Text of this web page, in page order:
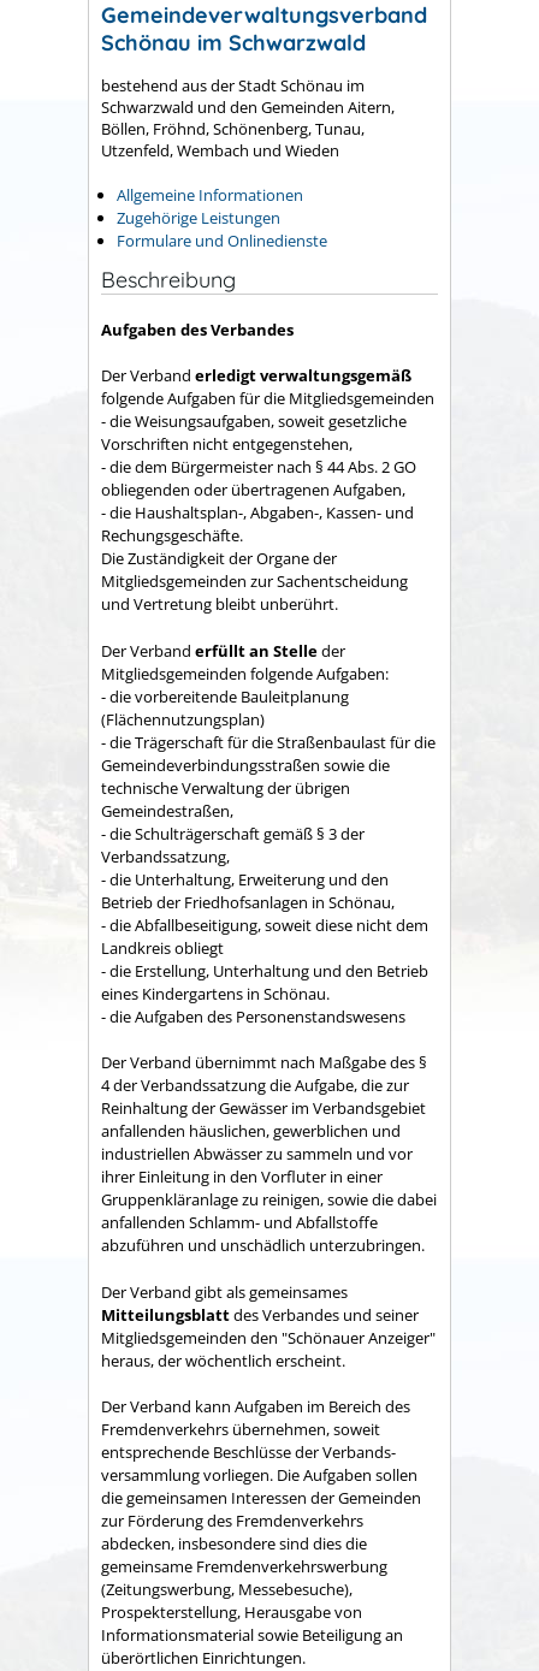
Gemeindeverwaltungsverband
Schönau im Schwarzwald
bestehend aus der Stadt Schönau im
Schwarzwald und den Gemeinden Aitern,
Böllen, Fröhnd, Schönenberg, Tunau,
Utzenfeld, Wembach und Wieden
Allgemeine Informationen
Zugehörige Leistungen
Formulare und Onlinedienste
Beschreibung
Aufgaben des Verbandes
Der Verband erledigt verwaltungsgemäß
folgende Aufgaben für die Mitgliedsgemeinden
- die Weisungsaufgaben, soweit gesetzliche
Vorschriften nicht entgegenstehen,
- die dem Bürgermeister nach § 44 Abs. 2 GO
obliegenden oder übertragenen Aufgaben,
- die Haushaltsplan-, Abgaben-, Kassen- und
Rechungs­geschäfte.
Die Zuständigkeit der Organe der
Mitgliedsgemeinden zur Sachent­scheidung
und Vertretung bleibt unberührt.
Der Verband erfüllt an Stelleder
Mitgliedsgemeinden folgende Aufgaben:
- die vorbereitende Bauleitplanung
(Flächennutzungsplan)
- die Trägerschaft für die Straßenbaulast für die
Gemeindeverbindungsstraßen sowie die
technische Verwaltung der übrigen
Gemeindestraßen,
- die Schulträgerschaft gemäß § 3 der
Verbandssatzung,
- die Unterhaltung, Erweiterung und den
Betrieb der Friedhofsanlagen in Schönau,
- die Abfallbeseitigung, soweit diese nicht dem
Land­kreis obliegt
- die Erstellung, Unterhaltung und den Betrieb
eines Kindergartens in Schönau.
- die Aufgaben des Personenstandswesens
Der Verband übernimmt nach Maßgabe des §
4 der Verbandssatzung die Aufgabe, die zur
Reinhaltung der Gewässer im Verbandsgebiet
anfallenden häuslichen, gewerblichen und
industriellen Abwässer zu sammeln und vor
ihrer Einleitung in den Vorfluter in einer
Gruppenkläranlage zu reinigen, sowie die dabei
anfallenden Schlamm- und Abfallstoffe
abzuführen und unschädlich unterzubringen.
Der Verband gibt als gemeinsames
Mitteilungsblattdes Verbandes und seiner
Mitgliedsgemeinden den "Schönauer Anzeiger"
heraus, der wöchentlich erscheint.
Der Verband kann Aufgaben im Bereich des
Fremdenverkehrs übernehmen, soweit
entsprechende Beschlüsse der Verbands­
versammlung vorliegen. Die Aufgaben sollen
die gemeinsamen Interessen der Gemeinden
zur Förderung des Fremdenverkehrs
abdecken, insbesondere sind dies die
gemeinsame Fremden­verkehrswerbung
(Zeitungswerbung, Messebesuche),
Prospekter­stellung, Herausgabe von
Informationsmaterial sowie Betei­ligung an
überörtlichen Einrichtungen.